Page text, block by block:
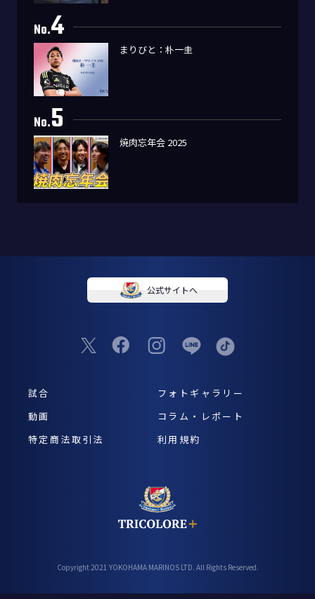
No.4
まりびと：朴一圭
No.5
焼肉忘年会 2025
公式サイトへ
試合
フォトギャラリー
動画
コラム・レポート
特定商法取引法
利用規約
Copyright 2021 YOKOHAMA MARINOS LTD. All Rights Reserved.